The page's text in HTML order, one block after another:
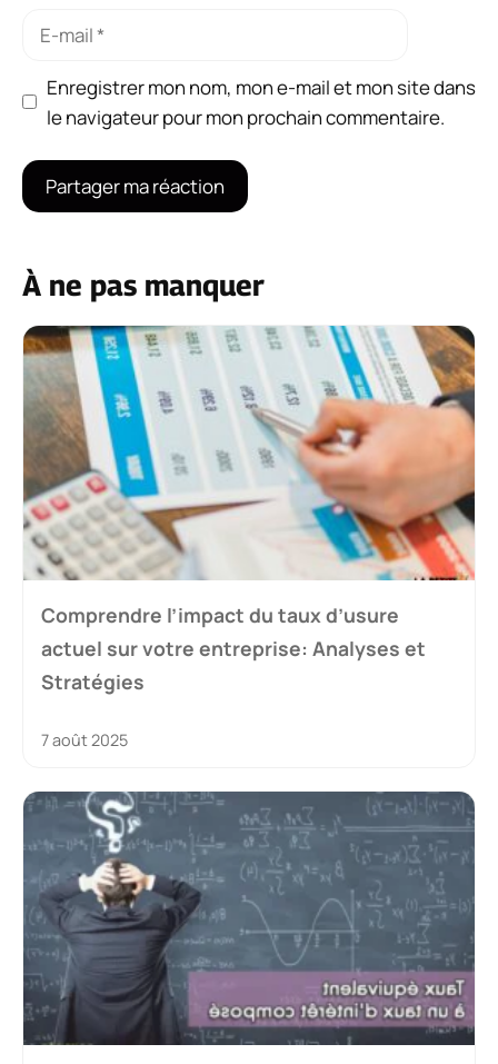
Enregistrer mon nom, mon e-mail et mon site dans
le navigateur pour mon prochain commentaire.
À ne pas manquer
Comprendre l’impact du taux d’usure
actuel sur votre entreprise: Analyses et
Stratégies
7 août 2025